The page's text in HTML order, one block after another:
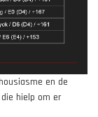
en de
hielp om er